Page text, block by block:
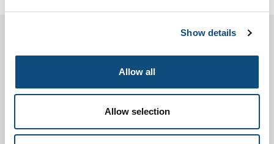
Show details
Allow all
Allow selection